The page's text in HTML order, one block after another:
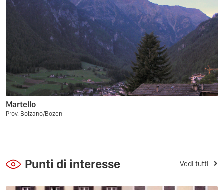
Martello
Prov. Bolzano/Bozen
Punti di interesse Vedi tutti